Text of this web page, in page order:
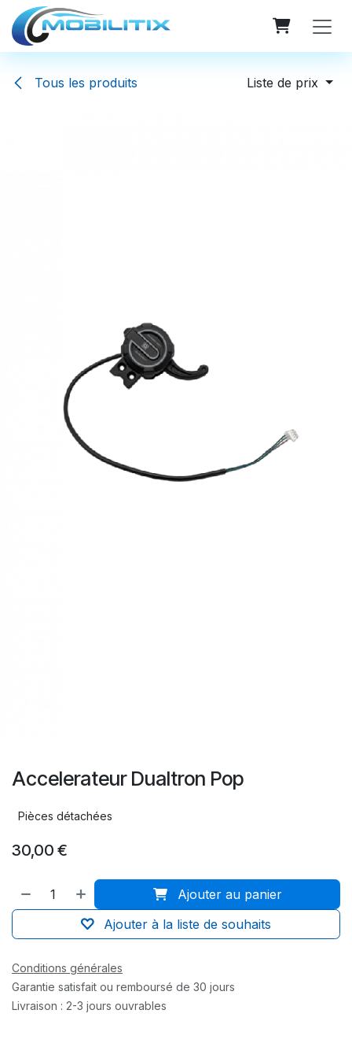
Se rendre au contenu
Tous les produits Liste de prix
Accelerateur Dualtron Pop
Pièces détachées
30,00 €
Ajouter au panier
Ajouter à la liste de souhaits
Conditions générales
Garantie satisfait ou remboursé de 30 jours
Livraison : 2-3 jours ouvrables